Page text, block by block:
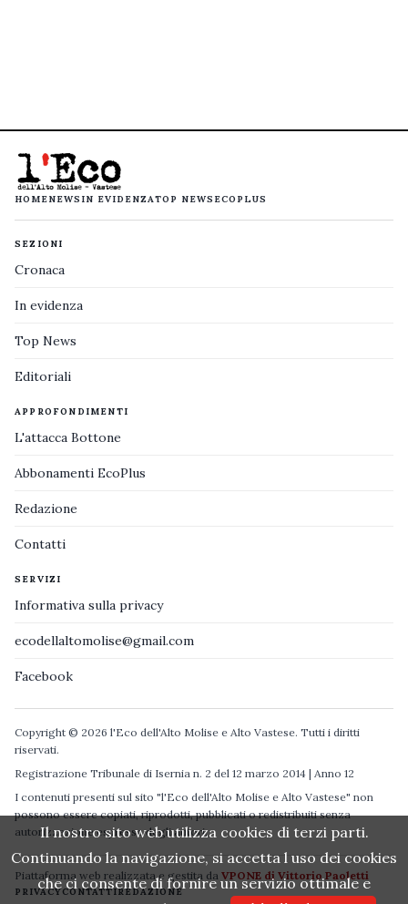
HOMENEWS IN EVIDENZATOP NEWS ECOPLUS
SEZIONI
Cronaca
In evidenza
Top News
Editoriali
APPROFONDIMENTI
L'attacca Bottone
Abbonamenti EcoPlus
Redazione
Contatti
SERVIZI
Informativa sulla privacy
ecodellaltomolise@gmail.com
Facebook
Copyright © 2026 l'Eco dell'Alto Molise e Alto Vastese. Tutti i diritti
riservati.
Registrazione Tribunale di Isernia n. 2 del 12 marzo 2014 | Anno 12
I contenuti presenti sul sito "l'Eco dell'Alto Molise e Alto Vastese" non
possono essere copiati, riprodotti, pubblicati o redistribuiti senza
autorizzazione espressa degli autori.
Piattaforma web realizzata e gestita da VPONE di Vittorio Paoletti
PRIVACYCONTATTIREDAZIONE
Il nostro sito web utilizza cookies di terzi parti.
Continuando la navigazione, si accetta l uso dei cookies
che ci consente di fornire un servizio ottimale e